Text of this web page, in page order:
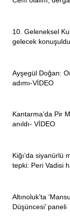
Anahtar
Defterleri
across Asia
the members of
the broad
monographic
studies focusing
recent years, the
has, to a large
Tahtacıs were
divaniye ve
return for their
10. Geleneksel
gelecek
Ayşegül Doğan:
adımı-VİDEO
Kantarma’da Pir
anıldı- VİDEO
Kiğı’da siyanürlü
tepki: Peri Vadisi
Altınoluk’ta
Düşüncesi’ paneli